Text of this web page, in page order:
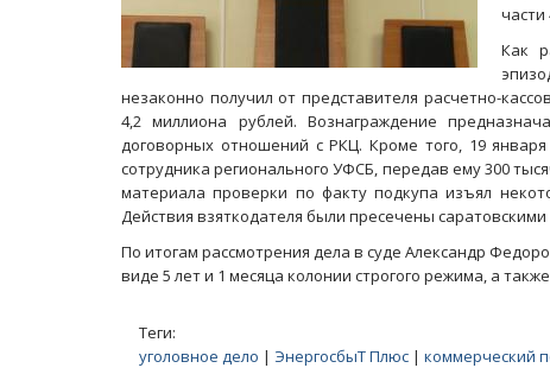
части
Как
незаконно получил от представителя расчетно-
4,2 миллиона рублей. Вознаграждение
договорных отношений с РКЦ. Кроме того, 19
сотрудника регионального УФСБ, передав ему 300
материала проверки по факту подкупа изъял
Действия взяткодателя были пресечены саратовскими
По итогам рассмотрения дела в суде Александр
виде 5 лет и 1 месяца колонии строгого режима, а
Теги:
уголовное дело | ЭнергосбыТ Плюс | коммерческий